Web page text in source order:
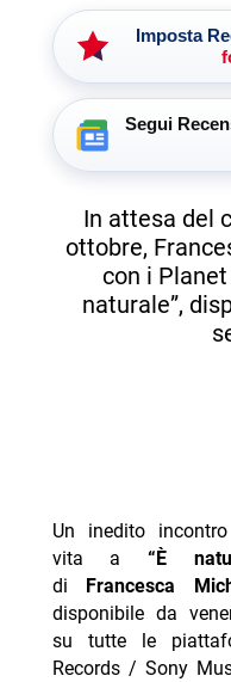
Imposta
Segui
In attesa del
ottobre,
con i
naturale”,
Un inedito
vita a “È
di
Francesca
disponibile da
su tutte le
Records / Sony